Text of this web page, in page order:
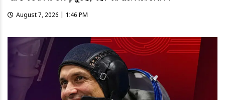
August 7, 2026 | 1:46 PM